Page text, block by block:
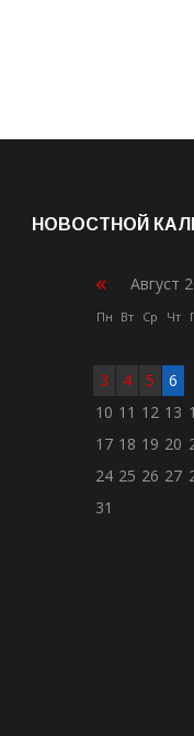
НОВОСТНОЙ
« Август
Пн Вт Ср Чт
3
4 5 6
10 11 12 13
17 18 19 20
24 25 26 27
31